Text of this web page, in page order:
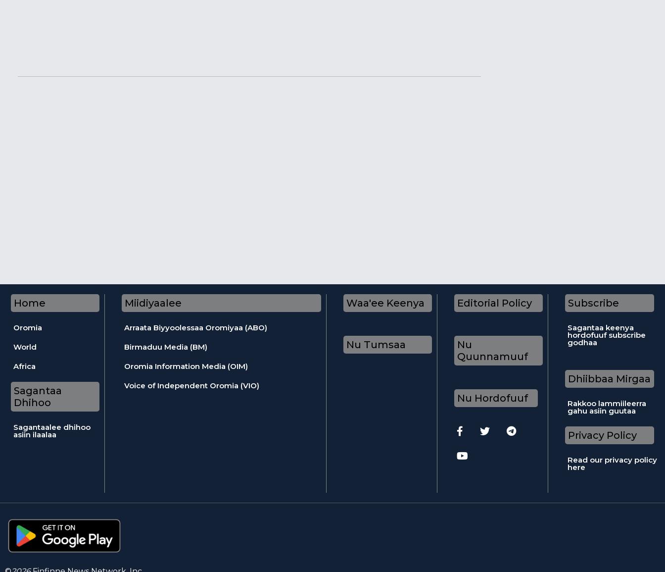
Home
Oromia
World
Africa
Sagantaa
Dhihoo
Sagantaalee dhihoo
asiin ilaalaa
Miidiyaalee
Arraata Biyyoolessaa Oromiyaa (ABO)
Birmaduu Media (BM)
Oromia Information Media (OIM)
Voice of Independent Oromia (VIO)
Waa'ee Keenya
Nu Tumsaa
Editorial Policy
Nu
Quunnamuuf
Nu Hordofuuf
Subscribe
Sagantaa keenya
hordofuuf subscribe
godhaa
Dhiibbaa Mirgaa
Rakkoo lammiileerra
gahu asiin guutaa
Privacy Policy
Read our privacy policy
here